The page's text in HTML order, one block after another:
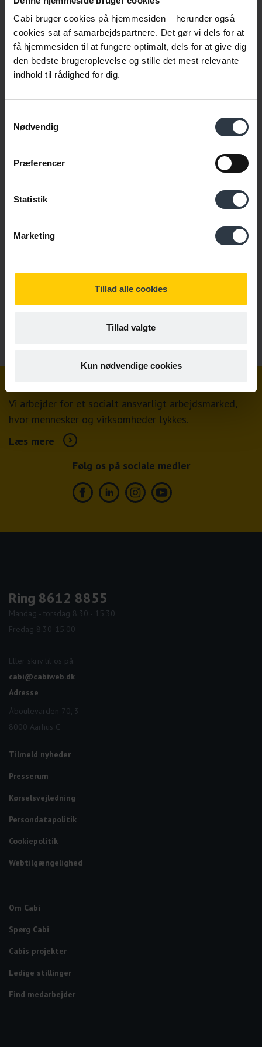
Cabi bruger cookies på hjemmesiden – herunder også
cookies sat af samarbejdspartnere. Det gør vi dels for at
få hjemmesiden til at fungere optimalt, dels for at give dig
den bedste brugeroplevelse og stille det mest relevante
indhold til rådighed for dig.
Nødvendig
Præferencer
Statistik
Marketing
Tillad alle cookies
Tillad valgte
Kun nødvendige cookies
Få nyt direkte i indbakken
Gør som 13.000 andre. Skriv dig op til at modtage vores
nyhedsmail →
Fornavn*
E-mail*
Ja tak, jeg accepterer vilkår
Vi arbejder for et socialt ansvarligt arbejdsmarked,
hvor mennesker og virksomheder lykkes.
Læs mere
Følg os på sociale medier
Ring 8612 8855
Mandag - torsdag 8.30 - 15.30
Fredag 8.30-15.00
Eller skriv til os på:
cabi@cabiweb.dk
Adresse
Åboulevarden 70, 3
8000 Aarhus C
Tilmeld nyheder
Presserum
Kørselsvejledning
Persondatapolitik
Cookiepolitik
Webtilgængelighed
Om Cabi
Spørg Cabi
Cabis projekter
Ledige stillinger
Find medarbejder